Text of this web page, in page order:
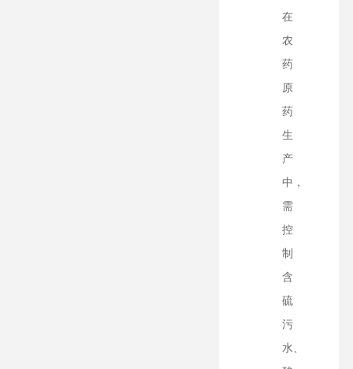
在
农
药
原
药
生
产
中，
需
控
制
含
硫
污
水、